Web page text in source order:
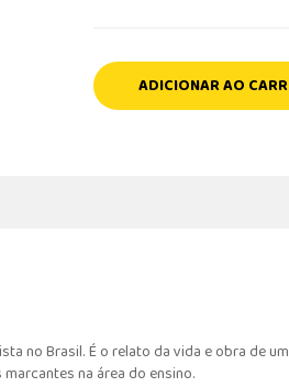
ADICIONAR AO
no Brasil. É o relato da vida e obra de
na área do ensino.